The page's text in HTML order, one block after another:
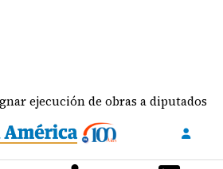
de obras a diputados